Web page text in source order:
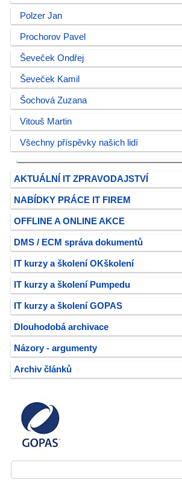
Polzer Jan
Prochorov Pavel
Ševeček Ondřej
Ševeček Kamil
Šochová Zuzana
Vitouš Martin
Všechny příspěvky našich lidí
AKTUÁLNÍ IT ZPRAVODAJSTVÍ
NABÍDKY PRÁCE IT FIREM
OFFLINE A ONLINE AKCE
DMS / ECM správa dokumentů
IT kurzy a školení OKškolení
IT kurzy a školení Pumpedu
IT kurzy a školení GOPAS
Dlouhodobá archivace
Názory - argumenty
Archiv článků